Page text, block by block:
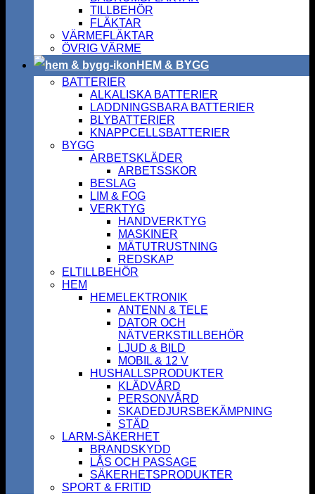
TILLBEHÖR
FLÄKTAR
VÄRMEFLÄKTAR
ÖVRIG VÄRME
HEM & BYGG
BATTERIER
ALKALISKA BATTERIER
LADDNINGSBARA BATTERIER
BLYBATTERIER
KNAPPCELLSBATTERIER
BYGG
ARBETSKLÄDER
ARBETSSKOR
BESLAG
LIM & FOG
VERKTYG
HANDVERKTYG
MASKINER
MÄTUTRUSTNING
REDSKAP
ELTILLBEHÖR
HEM
HEMELEKTRONIK
ANTENN & TELE
DATOR OCH
NÄTVERKSTILLBEHÖR
LJUD & BILD
MOBIL & 12 V
HUSHALLSPRODUKTER
KLÄDVÅRD
PERSONVÅRD
SKADEDJURSBEKÄMPNING
STÄD
LARM-SÄKERHET
BRANDSKYDD
LÅS OCH PASSAGE
SÄKERHETSPRODUKTER
SPORT & FRITID